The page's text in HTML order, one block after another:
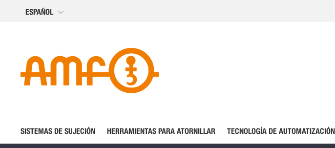
ESPAÑOL
SISTEMAS DE SUJECIÓN HERRAMIENTAS PARA ATORNILLAR TECNOLOGÍA DE AUTOMATIZACIÓN